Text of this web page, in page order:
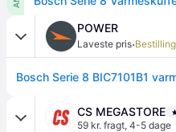
POWER
Laveste pris·
Bosch Serie 8 BIC7101B1
CS MEGASTORE
59 kr. fragt, 4-5 dage